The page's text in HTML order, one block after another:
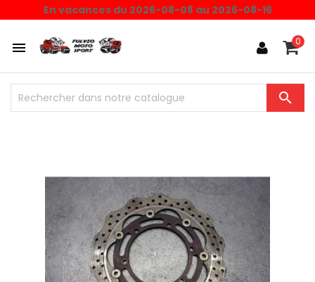
En vacances du 2026-08-08 au 2026-08-16
 0
